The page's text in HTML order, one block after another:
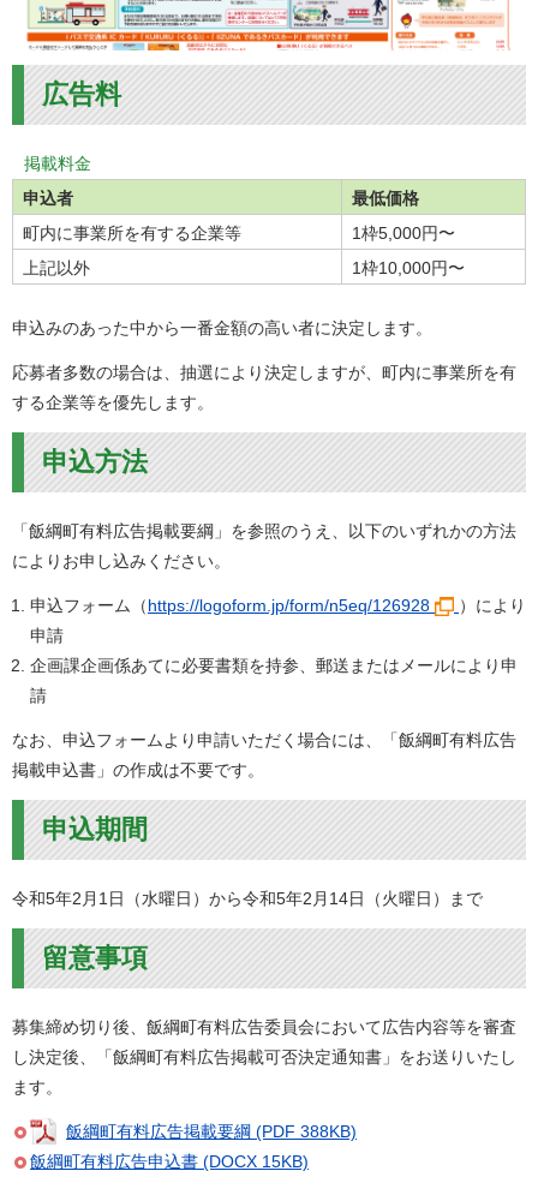
広告料
掲載料金
申込者
最低価格
町内に事業所を有する企業等
1枠5,000円〜
上記以外
1枠10,000円〜
申込みのあった中から一番金額の高い者に決定します。
応募者多数の場合は、抽選により決定しますが、町内に事業所を有
する企業等を優先します。
申込方法
「飯綱町有料広告掲載要綱」を参照のうえ、以下のいずれかの方法
によりお申し込みください。
申込フォーム（https://logoform.jp/form/n5eq/126928
）により
申請
企画課企画係あてに必要書類を持参、郵送またはメールにより申
請
なお、申込フォームより申請いただく場合には、「飯綱町有料広告
掲載申込書」の作成は不要です。
申込期間
令和5年2月1日（水曜日）から令和5年2月14日（火曜日）まで
留意事項
募集締め切り後、飯綱町有料広告委員会において広告内容等を審査
し決定後、「飯綱町有料広告掲載可否決定通知書」をお送りいたし
ます。
飯綱町有料広告掲載要綱 (PDF 388KB)
飯綱町有料広告申込書 (DOCX 15KB)